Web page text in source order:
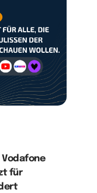
Vodafone
für